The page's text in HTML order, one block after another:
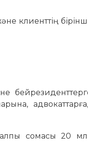
клиенттің
сомасы 20